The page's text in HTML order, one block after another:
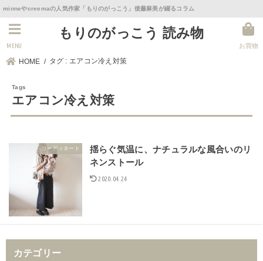
minneやcreemaの人気作家「もりのがっこう」後藤麻美が綴るコラム
もりのがっこう 読み物
お買物
MENU
HOME タグ : エアコン冷え対策
エアコン冷え対策
コーディネート
揺らぐ気温に、ナチュラルな風合いのリ
ネンストール
2020.04.24
カテゴリー